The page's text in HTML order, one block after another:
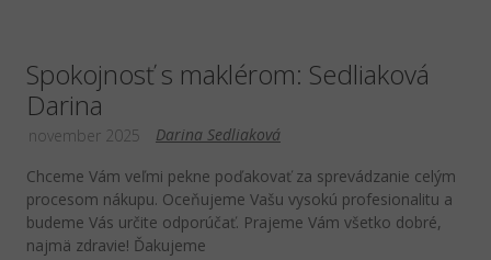
Spokojnosť s maklérom: Sedliaková
Darina
Darina Sedliaková
november 2025
Chceme Vám veľmi pekne poďakovať za sprevádzanie celým
procesom nákupu. Oceňujeme Vašu vysokú profesionalitu a
budeme Vás určite odporúčať. Prajeme Vám všetko dobré,
najmä zdravie! Ďakujeme